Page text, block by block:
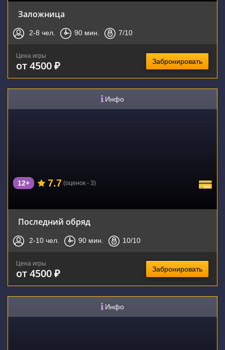
Заложница
2-8 чел. 90 мин. 7/10
Цена игры
от 4500 ₽ Забронировать
Инфо
12+ 7.7 (оценок - 3)
Последний обряд
2-10 чел. 90 мин. 10/10
Цена игры
от 4500 ₽ Забронировать
Инфо